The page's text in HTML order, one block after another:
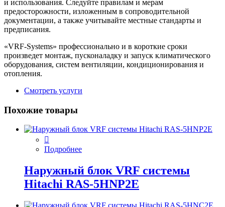
и использования. Следуйте правилам и мерам
предосторожности, изложенным в сопроводительной
документации, а также учитывайте местные стандарты и
предписания.
«VRF-Systems» профессионально и в короткие сроки
произведет монтаж, пусконаладку и запуск климатического
оборудования, систем вентиляции, кондиционирования и
отопления.
Смотреть услуги
Похожие товары
Подробнее
Наружный блок VRF системы
Hitachi RAS-5HNP2E